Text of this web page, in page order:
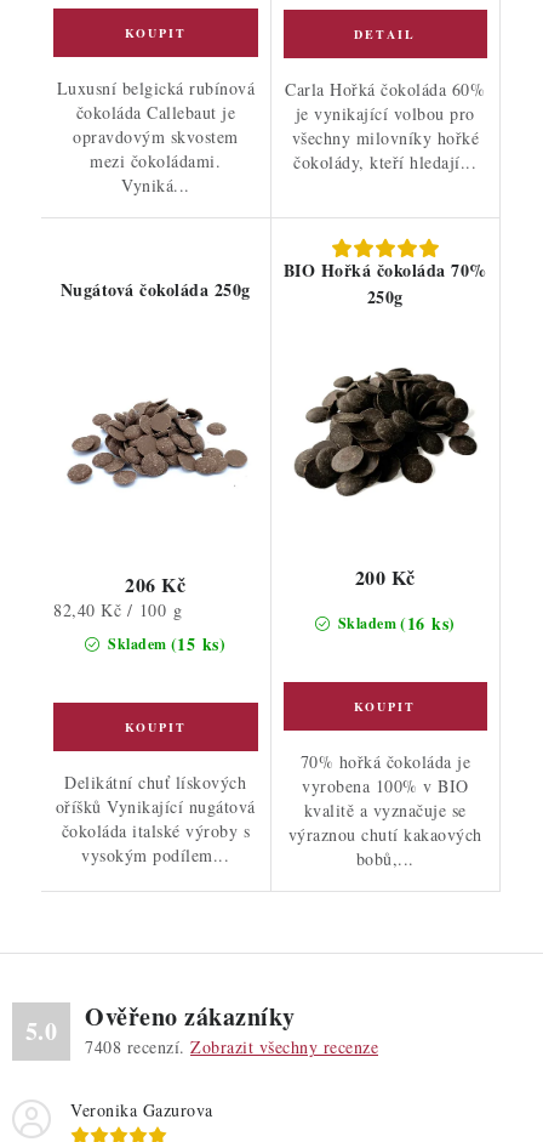
Luxusní belgická rubínová
čokoláda Callebaut je
opravdovým skvostem
mezi čokoládami.
Vyniká...
Carla Hořká čokoláda 60%
je vynikající volbou pro
všechny milovníky hořké
čokolády, kteří hledají...
Nugátová čokoláda 250g
Skladem (15 ks)
206 Kč
Měrná
cena:
82,40 Kč / 100 g
Delikátní chuť lískových
oříšků Vynikající nugátová
čokoláda italské výroby s
vysokým podílem...
BIO Hořká čokoláda 70%
250g
Skladem(16 ks)
200 Kč
70% hořká čokoláda je
vyrobena 100% v BIO
kvalitě a vyznačuje se
výraznou chutí kakaových
bobů,...
5.0 Ověřeno zákazníky
7408 recenzí. Zobrazit všechny recenze
Veronika Gazurova